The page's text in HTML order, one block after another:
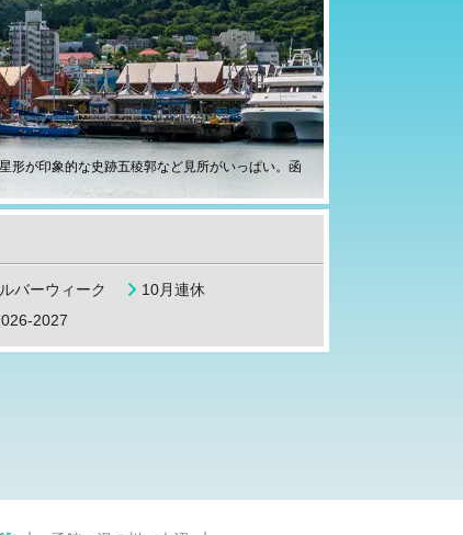
形が印象的な史跡五稜郭など見所がいっぱい。函
バーウィーク
10月連休
2027